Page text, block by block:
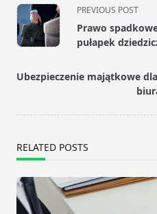
<span
class="nav-
subtitle
reader-
PREVIOUS POST
Prawo
pułapek
Ubezpieczenie majątkowe
RELATED POSTS